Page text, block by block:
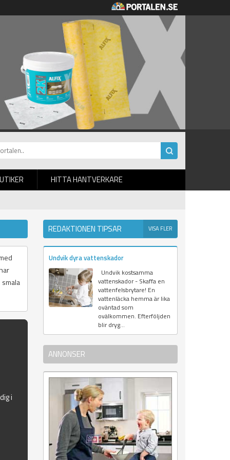
HITTA HANTVERKARE
i
REDAKTIONEN TIPSAR VISA FLER
Undvik dyra vattenskador
Undvik kostsamma
vattenskador - Skaffa en
vattenfelsbrytare! En
vattenläcka hemma är lika
oväntad som
ovälkommen. Efterföljden
blir dryg...
ANNONSER